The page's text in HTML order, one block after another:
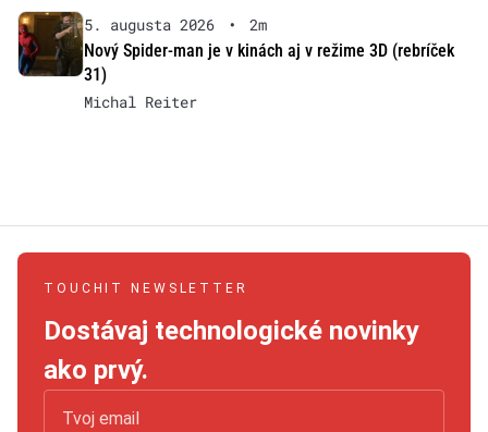
5. augusta 2026 •
2m
Nový Spider-man je v kinách aj v režime 3D (rebríček
31)
Michal Reiter
TOUCHIT NEWSLETTER
Dostávaj technologické novinky
ako prvý.